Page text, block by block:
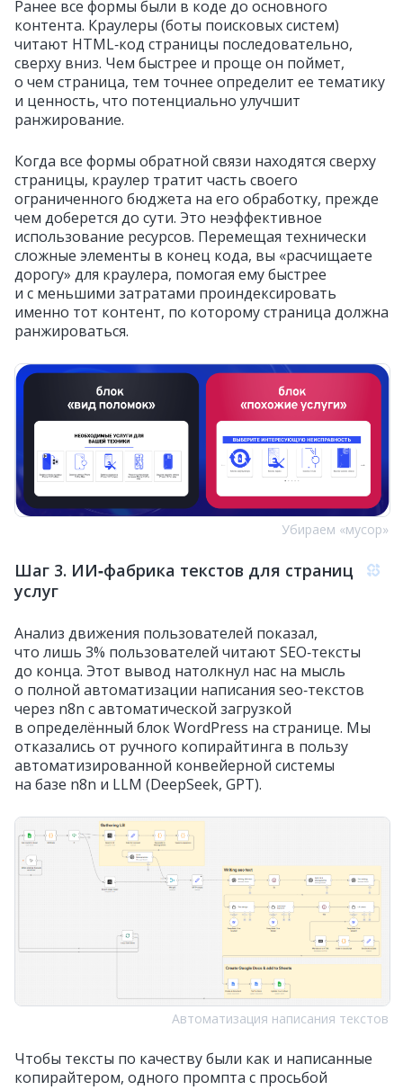
Ранее все формы были в коде до основного
контента. Краулеры (боты поисковых систем)
читают HTML‑код страницы последовательно,
сверху вниз. Чем быстрее и проще он поймет,
о чем страница, тем точнее определит ее тематику
и ценность, что потенциально улучшит
ранжирование.
Когда все формы обратной связи находятся сверху
страницы, краулер тратит часть своего
ограниченного бюджета на его обработку, прежде
чем доберется до сути. Это неэффективное
использование ресурсов. Перемещая технически
сложные элементы в конец кода, вы «расчищаете
дорогу» для краулера, помогая ему быстрее
и с меньшими затратами проиндексировать
именно тот контент, по которому страница должна
ранжироваться.
Убираем «мусор»
Шаг 3. ИИ‑фабрика текстов для страниц
услуг
Анализ движения пользователей показал,
что лишь 3% пользователей читают SEO‑тексты
до конца. Этот вывод натолкнул нас на мысль
о полной автоматизации написания seo‑текстов
через n8n с автоматической загрузкой
в определённый блок WordPress на странице. Мы
отказались от ручного копирайтинга в пользу
автоматизированной конвейерной системы
на базе n8n и LLM (DeepSeek, GPT).
Автоматизация написания текстов
Чтобы тексты по качеству были как и написанные
копирайтером, одного промпта с просьбой